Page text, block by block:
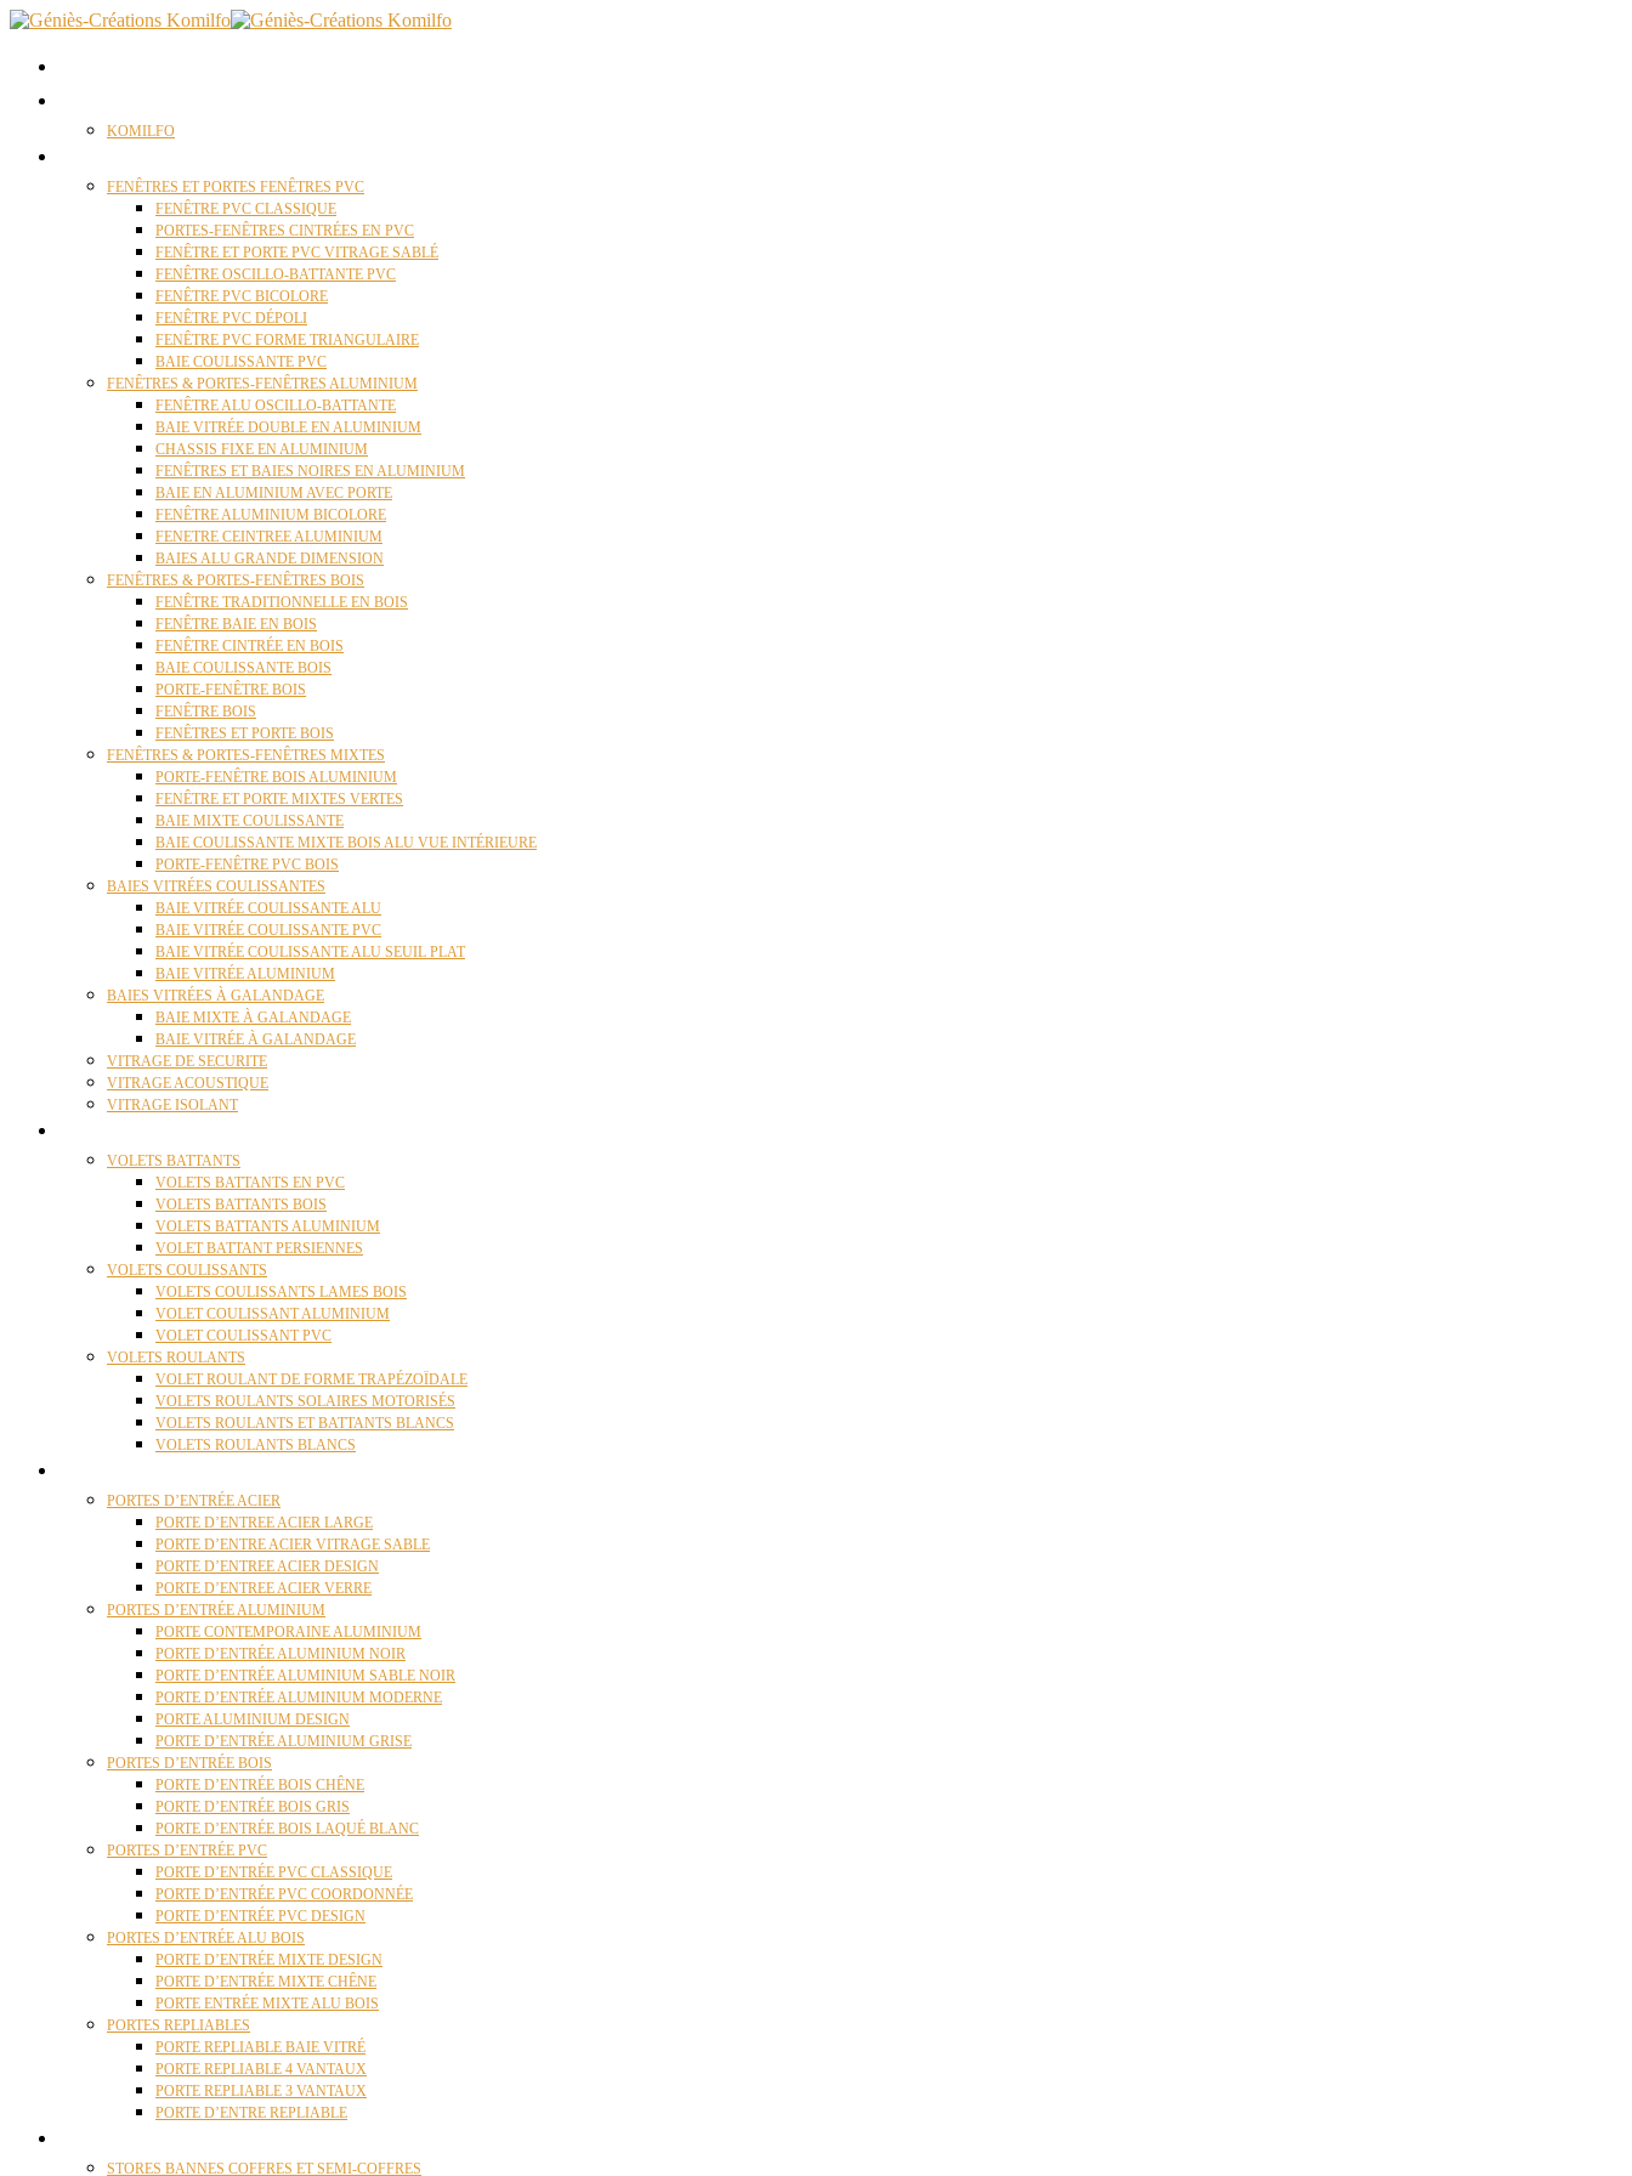
KOMILFO
FENÊTRES ET PORTES FENÊTRES PVC
FENÊTRE PVC CLASSIQUE
PORTES-FENÊTRES CINTRÉES EN PVC
FENÊTRE ET PORTE PVC VITRAGE SABLÉ
FENÊTRE OSCILLO-BATTANTE PVC
FENÊTRE PVC BICOLORE
FENÊTRE PVC DÉPOLI
FENÊTRE PVC FORME TRIANGULAIRE
BAIE COULISSANTE PVC
FENÊTRES & PORTES-FENÊTRES ALUMINIUM
FENÊTRE ALU OSCILLO-BATTANTE
BAIE VITRÉE DOUBLE EN ALUMINIUM
CHASSIS FIXE EN ALUMINIUM
FENÊTRES ET BAIES NOIRES EN ALUMINIUM
BAIE EN ALUMINIUM AVEC PORTE
FENÊTRE ALUMINIUM BICOLORE
FENETRE CEINTREE ALUMINIUM
BAIES ALU GRANDE DIMENSION
FENÊTRES & PORTES-FENÊTRES BOIS
FENÊTRE TRADITIONNELLE EN BOIS
FENÊTRE BAIE EN BOIS
FENÊTRE CINTRÉE EN BOIS
BAIE COULISSANTE BOIS
PORTE-FENÊTRE BOIS
FENÊTRE BOIS
FENÊTRES ET PORTE BOIS
FENÊTRES & PORTES-FENÊTRES MIXTES
PORTE-FENÊTRE BOIS ALUMINIUM
FENÊTRE ET PORTE MIXTES VERTES
BAIE MIXTE COULISSANTE
BAIE COULISSANTE MIXTE BOIS ALU VUE INTÉRIEURE
PORTE-FENÊTRE PVC BOIS
BAIES VITRÉES COULISSANTES
BAIE VITRÉE COULISSANTE ALU
BAIE VITRÉE COULISSANTE PVC
BAIE VITRÉE COULISSANTE ALU SEUIL PLAT
BAIE VITRÉE ALUMINIUM
BAIES VITRÉES À GALANDAGE
BAIE MIXTE À GALANDAGE
BAIE VITRÉE À GALANDAGE
VITRAGE DE SECURITE
VITRAGE ACOUSTIQUE
VITRAGE ISOLANT
VOLETS BATTANTS
VOLETS BATTANTS EN PVC
VOLETS BATTANTS BOIS
VOLETS BATTANTS ALUMINIUM
VOLET BATTANT PERSIENNES
VOLETS COULISSANTS
VOLETS COULISSANTS LAMES BOIS
VOLET COULISSANT ALUMINIUM
VOLET COULISSANT PVC
VOLETS ROULANTS
VOLET ROULANT DE FORME TRAPÉZOÏDALE
VOLETS ROULANTS SOLAIRES MOTORISÉS
VOLETS ROULANTS ET BATTANTS BLANCS
VOLETS ROULANTS BLANCS
PORTES D’ENTRÉE ACIER
PORTE D’ENTREE ACIER LARGE
PORTE D’ENTRE ACIER VITRAGE SABLE
PORTE D’ENTREE ACIER DESIGN
PORTE D’ENTREE ACIER VERRE
PORTES D’ENTRÉE ALUMINIUM
PORTE CONTEMPORAINE ALUMINIUM
PORTE D’ENTRÉE ALUMINIUM NOIR
PORTE D’ENTRÉE ALUMINIUM SABLE NOIR
PORTE D’ENTRÉE ALUMINIUM MODERNE
PORTE ALUMINIUM DESIGN
PORTE D’ENTRÉE ALUMINIUM GRISE
PORTES D’ENTRÉE BOIS
PORTE D’ENTRÉE BOIS CHÊNE
PORTE D’ENTRÉE BOIS GRIS
PORTE D’ENTRÉE BOIS LAQUÉ BLANC
PORTES D’ENTRÉE PVC
PORTE D’ENTRÉE PVC CLASSIQUE
PORTE D’ENTRÉE PVC COORDONNÉE
PORTE D’ENTRÉE PVC DESIGN
PORTES D’ENTRÉE ALU BOIS
PORTE D’ENTRÉE MIXTE DESIGN
PORTE D’ENTRÉE MIXTE CHÊNE
PORTE ENTRÉE MIXTE ALU BOIS
PORTES REPLIABLES
PORTE REPLIABLE BAIE VITRÉ
PORTE REPLIABLE 4 VANTAUX
PORTE REPLIABLE 3 VANTAUX
PORTE D’ENTRE REPLIABLE
STORES BANNES COFFRES ET SEMI-COFFRES